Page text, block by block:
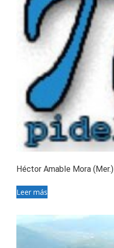
Héctor Amable Mora (Mer.)
Leer más